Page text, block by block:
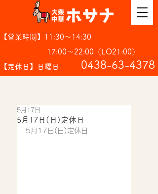
【営業時間】11:30～14:30
17:00～22:00（LO21:00）
【定休日】日曜日
​0438-63-4378
5月17日(日)定休日
5月17日
5月17日(日)定休日